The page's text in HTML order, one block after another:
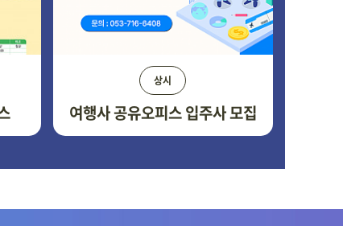
상시
여행사 공유오피스 입주사 모집